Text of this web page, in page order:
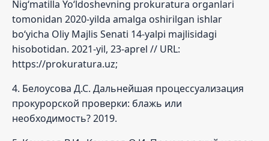
Nig‘matilla Yo‘ldoshevning prokuratura organlari
tomonidan 2020-yilda amalga oshirilgan ishlar
bo‘yicha Oliy Majlis Senati 14-yalpi majlisidagi
hisobotidan. 2021-yil, 23-aprel // URL:
https://prokuratura.uz;
4. Белоусова Д.С. Дальнейшая процессуализация
прокурорской проверки: блажь или
необходимость? 2019.